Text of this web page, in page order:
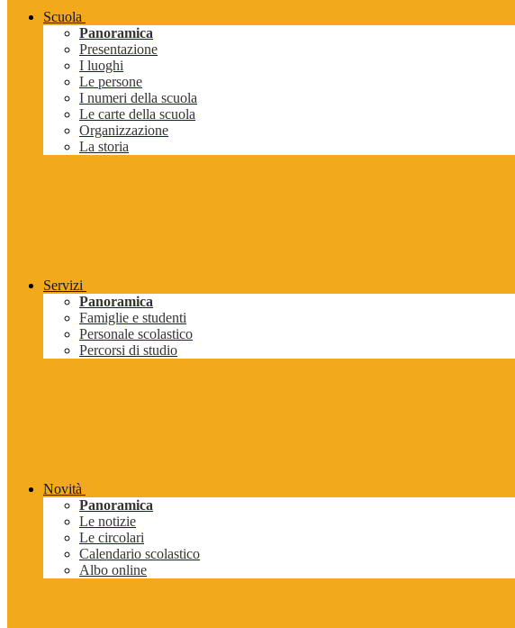
Scuola
Panoramica
Presentazione
I luoghi
Le persone
I numeri della scuola
Le carte della scuola
Organizzazione
La storia
Servizi
Panoramica
Famiglie e studenti
Personale scolastico
Percorsi di studio
Novità
Panoramica
Le notizie
Le circolari
Calendario scolastico
Albo online